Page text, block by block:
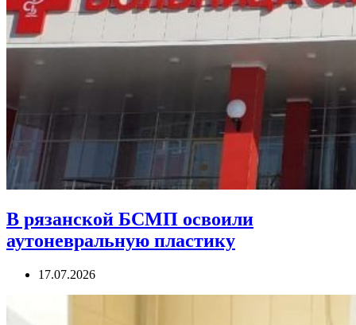
В рязанской БСМП освоили
аутоневральную пластику
17.07.2026